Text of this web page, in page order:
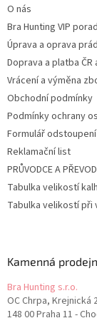
O nás
Bra Hunting VIP
Úprava a oprava
Doprava a platba ČR
Vrácení a výměna
Obchodní podmínky
Podmínky ochrany
Formulář
Reklamační list
PRŮVODCE A
Tabulka velikostí
Tabulka velikostí
Kamenná
Bra Hunting s.r.o.
OC Chrpa, Krejnická
148 00 Praha 11 -